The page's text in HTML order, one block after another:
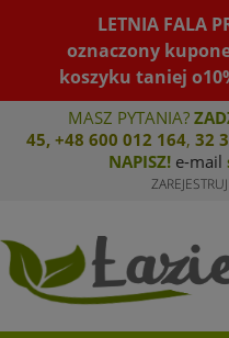
LETNIA FALA
oznaczony
koszyku taniej
MASZ PYTANIA?
45, +48 600 012 164, 32
NAPISZ! e-mail